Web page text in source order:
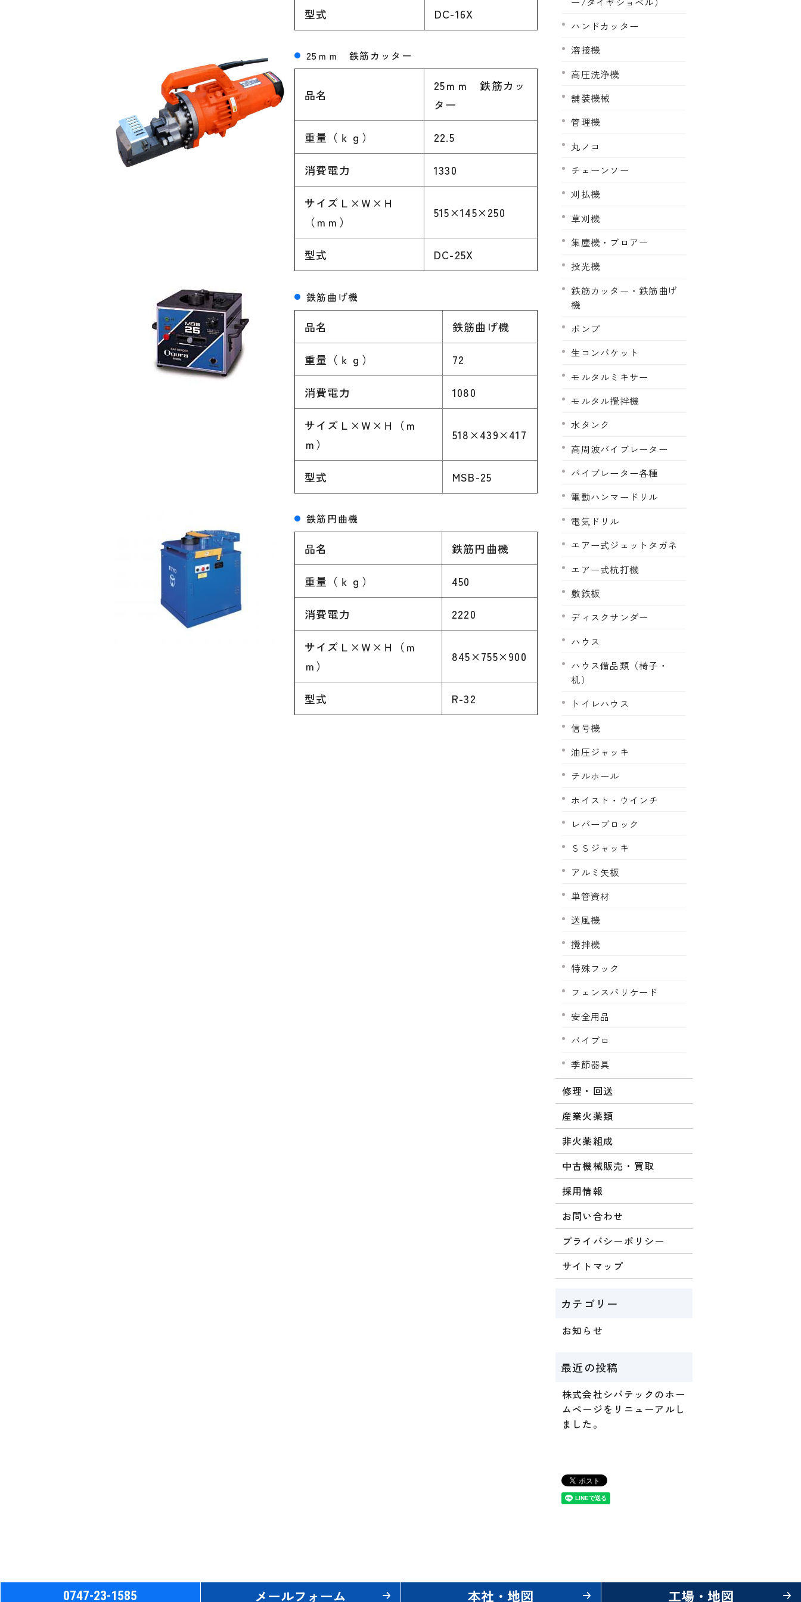
型式 DC-16X
25ｍｍ 鉄筋カッター
品名
25ｍｍ 鉄筋カッ
ター
重量（ｋｇ） 22.5
消費電力 1330
サイズＬ×Ｗ×Ｈ
（ｍｍ）
515×145×250
型式 DC-25X
鉄筋曲げ機
品名 鉄筋曲げ機
重量（ｋｇ） 72
消費電力 1080
サイズＬ×Ｗ×Ｈ（ｍ
ｍ）
518×439×417
型式 MSB-25
鉄筋円曲機
品名 鉄筋円曲機
重量（ｋｇ） 450
消費電力 2220
サイズＬ×Ｗ×Ｈ（ｍ
ｍ）
845×755×900
型式 R-32
ハンドカッター
溶接機
高圧洗浄機
舗装機械
管理機
丸ノコ
チェーンソー
刈払機
草刈機
集塵機・ブロアー
投光機
鉄筋カッター・鉄筋曲げ
機
ポンプ
生コンバケット
モルタルミキサー
モルタル攪拌機
水タンク
高周波バイブレーター
バイブレーター各種
電動ハンマードリル
電気ドリル
エアー式ジェットタガネ
エアー式杭打機
敷鉄板
ディスクサンダー
ハウス
ハウス備品類（椅子・
机）
トイレハウス
信号機
油圧ジャッキ
チルホール
ホイスト・ウインチ
レバーブロック
ＳＳジャッキ
アルミ矢板
単管資材
送風機
攪拌機
特殊フック
フェンスバリケード
安全用品
バイブロ
季節器具
修理・回送
産業火薬類
非火薬組成
中古機械販売・買取
採用情報
お問い合わせ
プライバシーポリシー
サイトマップ
お知らせ
株式会社シバテックのホー
ムページをリニューアルし
ました。
0747-23-1585 メールフォーム 本社・地図 工場・地図